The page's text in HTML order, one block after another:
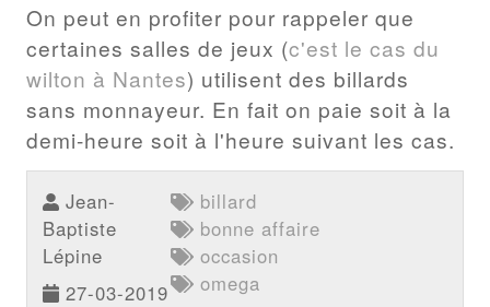
On peut en profiter pour rappeler que
certaines salles de jeux (c'est le cas du
wilton à Nantes) utilisent des billards
sans monnayeur. En fait on paie soit à la
demi-heure soit à l'heure suivant les cas.
Jean-
Baptiste
Lépine
27-03-2019
billard
bonne affaire
occasion
omega